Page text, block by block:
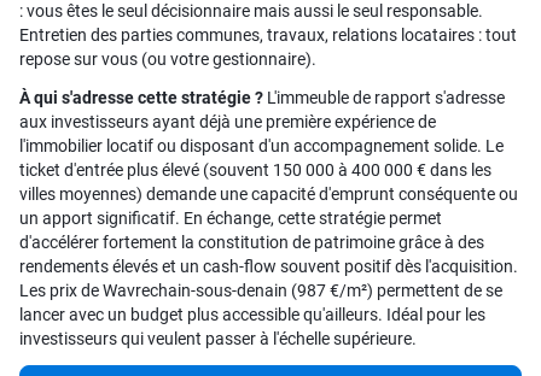
: vous êtes le seul décisionnaire mais aussi le seul responsable.
Entretien des parties communes, travaux, relations locataires : tout
repose sur vous (ou votre gestionnaire).
À qui s'adresse cette stratégie ? L'immeuble de rapport s'adresse
aux investisseurs ayant déjà une première expérience de
l'immobilier locatif ou disposant d'un accompagnement solide. Le
ticket d'entrée plus élevé (souvent 150 000 à 400 000 € dans les
villes moyennes) demande une capacité d'emprunt conséquente ou
un apport significatif. En échange, cette stratégie permet
d'accélérer fortement la constitution de patrimoine grâce à des
rendements élevés et un cash-flow souvent positif dès l'acquisition.
Les prix de Wavrechain-sous-denain (987 €/m²) permettent de se
lancer avec un budget plus accessible qu'ailleurs. Idéal pour les
investisseurs qui veulent passer à l'échelle supérieure.